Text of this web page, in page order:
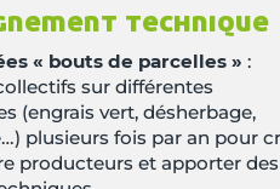
technique
« bouts de parcelles » :
sur différentes
(engrais vert, désherbage,
plusieurs fois par an pour
producteurs et apporter des